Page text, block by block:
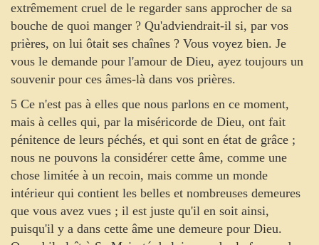
extrêmement cruel de le regarder sans approcher de sa
bouche de quoi manger ? Qu'adviendrait-il si, par vos
prières, on lui ôtait ses chaînes ? Vous voyez bien. Je
vous le demande pour l'amour de Dieu, ayez toujours un
souvenir pour ces âmes-là dans vos prières.
5 Ce n'est pas à elles que nous parlons en ce moment,
mais à celles qui, par la miséricorde de Dieu, ont fait
pénitence de leurs péchés, et qui sont en état de grâce ;
nous ne pouvons la considérer cette âme, comme une
chose limitée à un recoin, mais comme un monde
intérieur qui contient les belles et nombreuses demeures
que vous avez vues ; il est juste qu'il en soit ainsi,
puisqu'il y a dans cette âme une demeure pour Dieu.